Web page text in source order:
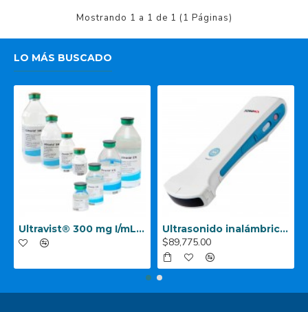
Mostrando 1 a 1 de 1 (1 Páginas)
LO MÁS BUSCADO
Ultravist® 300 mg I/mL‐ 370 mg I/mL Ultrasonido inalámbrico SONON 300 C (Convexo)
$89,775.00